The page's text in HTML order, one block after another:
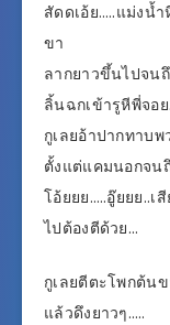
สัดดเอ้ย…..แม่งน้
ขา
ลากยาวขึ้นไปจน
ลิ้นฉกเข้ารูหีพี่จอ
กูเลยอ้าปากทาบ
ตั้งแต่แคมนอกจน
โอ้ยยย…..อู๊ยยย..เ
ไปต้องตีด้วย…
กูเลยตีตะโพกต้น
แล้วดึงยาวๆ…..